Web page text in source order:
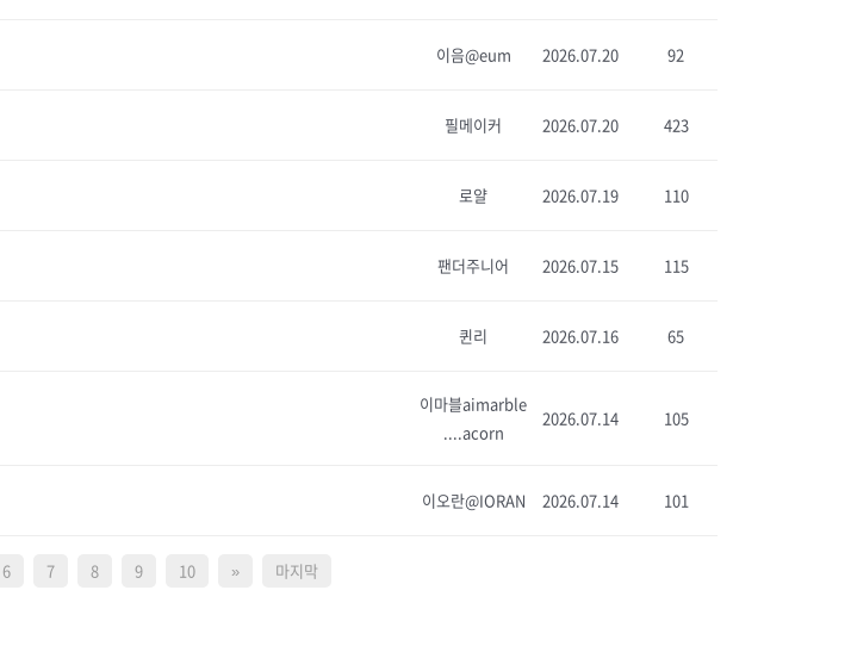
이음@eum 2026.07.20 92
필메이커 2026.07.20 423
로얄 2026.07.19 110
팬더주니어 2026.07.15 115
퀸리 2026.07.16 65
이마블aimarble
....acorn
2026.07.14 105
이오란@IORAN 2026.07.14 101
6 7 8 9 10 » 마지막